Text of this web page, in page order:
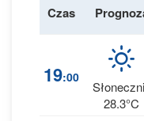
Czas
19:00
28.3°C